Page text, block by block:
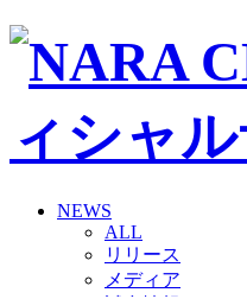
NEWS
ALL
リリース
メディア